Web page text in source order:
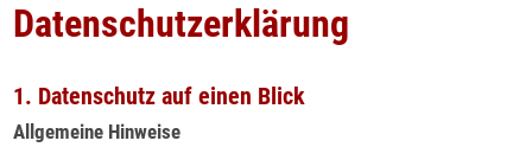
Datenschutzerklärung
1. Datenschutz auf einen Blick
Allgemeine Hinweise